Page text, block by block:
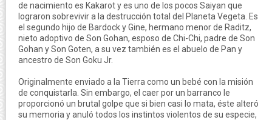
de nacimiento es Kakarot y es uno de los pocos Saiyan que
lograron sobrevivir a la destrucción total del Planeta Vegeta. Es
el segundo hijo de Bardock y Gine, hermano menor de Raditz,
nieto adoptivo de Son Gohan, esposo de Chi-Chi, padre de Son
Gohan y Son Goten, a su vez también es el abuelo de Pan y
ancestro de Son Goku Jr.
Originalmente enviado a la Tierra como un bebé con la misión
de conquistarla. Sin embargo, el caer por un barranco le
proporcionó un brutal golpe que si bien casi lo mata, éste alteró
su memoria y anuló todos los instintos violentos de su especie,